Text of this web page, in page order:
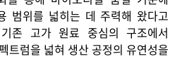
범위를 넓히는 데 주력해 왔다고
존 고가 원료 중심의 구조에서
트럼을 넓혀 생산 공정의 유연성을